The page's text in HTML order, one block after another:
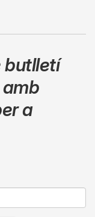
butlletí
amb
a